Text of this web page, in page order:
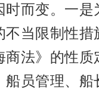
时而变。一是
当限制性措
法》的性质
船员管理、船